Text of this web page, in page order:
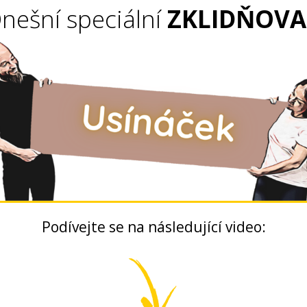
speciální
Podívejte se na následující video: